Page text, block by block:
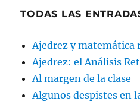
TODAS LAS
Ajedrez y matemática
Ajedrez: el Análisis
Al margen de la clase
Algunos despistes en